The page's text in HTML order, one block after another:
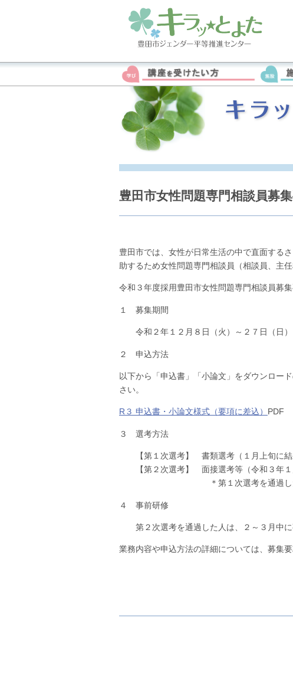
豊田市女性問題専門相談員募
豊田市では、女性が日常生活の中で直面する
助するため女性問題専門相談員（相談員、主
令和３年度採用豊田市女性問題専門相談員募
１ 募集期間
令和２年１２月８日（火）～２７日（日）
２ 申込方法
以下から「申込書」「小論文」をダウンロー
さい。
R３ 申込書・小論文様式（要項に差込）
３ 選考方法
【第１次選考】 書類選考（１月上旬に結
【第２次選考】 面接選考等（令和３年１
＊第１次選考を通過した人に、
４ 事前研修
第２次選考を通過した人は、２～３月中に
業務内容や申込方法の詳細については、募集要